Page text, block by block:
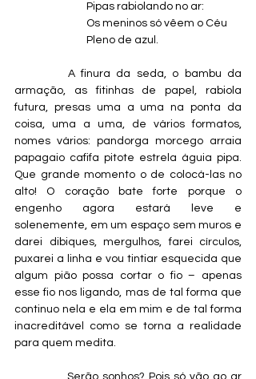
Pipas rabiolando no ar:
Os meninos só vêem o Céu
Pleno de azul.
A finura da seda, o bambu da
armação, as fitinhas de papel, rabiola
futura, presas uma a uma na ponta da
coisa, uma a uma, de vários formatos,
nomes vários: pandorga morcego arraia
papagaio cafifa pitote estrela águia pipa.
Que grande momento o de colocá-las no
alto! O coração bate forte porque o
engenho agora estará leve e
solenemente, em um espaço sem muros e
darei dibiques, mergulhos, farei círculos,
puxarei a linha e vou tintiar esquecida que
algum pião possa cortar o fio – apenas
esse fio nos ligando, mas de tal forma que
continuo nela e ela em mim e de tal forma
inacreditável como se torna a realidade
para quem medita.
Serão sonhos? Pois só vão ao ar